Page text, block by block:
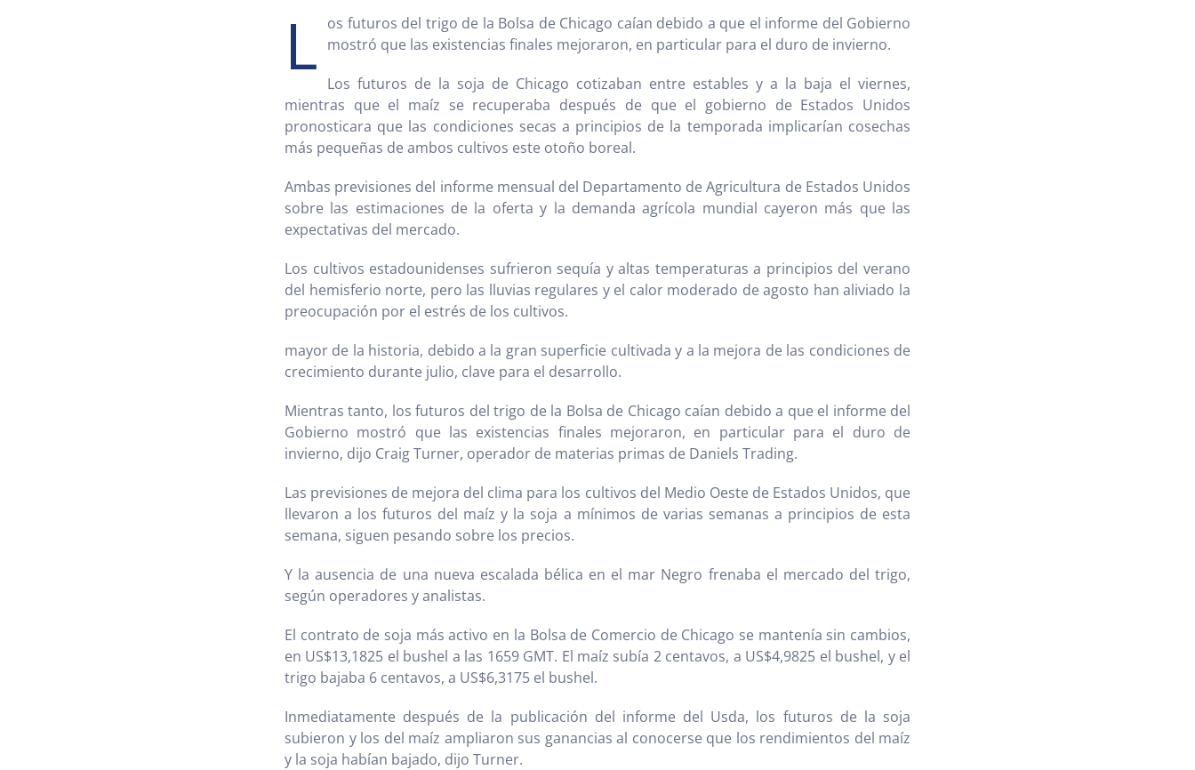
L os futuros del trigo de la Bolsa de Chicago caían debido a que el informe del Gobierno
mostró que las existencias finales mejoraron, en particular para el duro de invierno.
Los futuros de la soja de Chicago cotizaban entre estables y a la baja el viernes,
mientras que el maíz se recuperaba después de que el gobierno de Estados Unidos
pronosticara que las condiciones secas a principios de la temporada implicarían cosechas
más pequeñas de ambos cultivos este otoño boreal.
Ambas previsiones del informe mensual del Departamento de Agricultura de Estados Unidos
sobre las estimaciones de la oferta y la demanda agrícola mundial cayeron más que las
expectativas del mercado.
Los cultivos estadounidenses sufrieron sequía y altas temperaturas a principios del verano
del hemisferio norte, pero las lluvias regulares y el calor moderado de agosto han aliviado la
preocupación por el estrés de los cultivos.
mayor de la historia, debido a la gran superficie cultivada y a la mejora de las condiciones de
crecimiento durante julio, clave para el desarrollo.
Mientras tanto, los futuros del trigo de la Bolsa de Chicago caían debido a que el informe del
Gobierno mostró que las existencias finales mejoraron, en particular para el duro de
invierno, dijo Craig Turner, operador de materias primas de Daniels Trading.
Las previsiones de mejora del clima para los cultivos del Medio Oeste de Estados Unidos, que
llevaron a los futuros del maíz y la soja a mínimos de varias semanas a principios de esta
semana, siguen pesando sobre los precios.
Y la ausencia de una nueva escalada bélica en el mar Negro frenaba el mercado del trigo,
según operadores y analistas.
El contrato de soja más activo en la Bolsa de Comercio de Chicago se mantenía sin cambios,
en US$13,1825 el bushel a las 1659 GMT. El maíz subía 2 centavos, a US$4,9825 el bushel, y el
trigo bajaba 6 centavos, a US$6,3175 el bushel.
Inmediatamente después de la publicación del informe del Usda, los futuros de la soja
subieron y los del maíz ampliaron sus ganancias al conocerse que los rendimientos del maíz
y la soja habían bajado, dijo Turner.